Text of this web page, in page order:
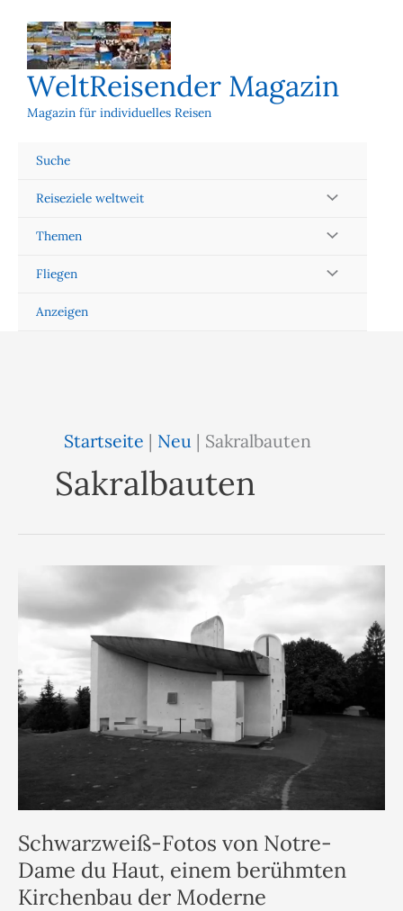
Inhalt
springen
WeltReisender Magazin
Magazin für individuelles Reisen
Suche
Reiseziele weltweit
Themen
Fliegen
Anzeigen
Startseite | Neu | Sakralbauten
Sakralbauten
Schwarzweiß-Fotos von Notre-
Dame du Haut, einem berühmten
Kirchenbau der Moderne